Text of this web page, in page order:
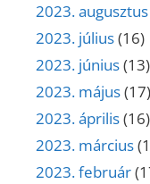
2023. augusztus
2023. július(16)
2023. június(13)
2023. május(17)
2023. április(16)
2023. március
2023. február